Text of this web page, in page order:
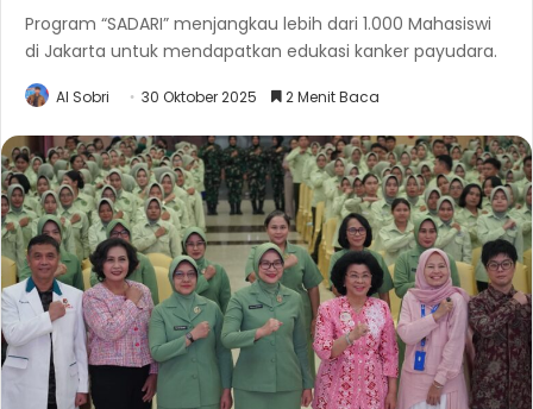
Program “SADARI” menjangkau lebih dari 1.000 Mahasiswi
di Jakarta untuk mendapatkan edukasi kanker payudara.
Al Sobri 30 Oktober 2025 2 Menit Baca